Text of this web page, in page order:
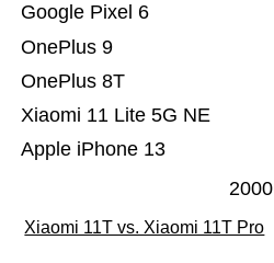
Apple iPhone 13
Xiaomi 11 Lite 5G NE
OnePlus 8T
OnePlus 9
Google Pixel 6
2000
Xiaomi 11T vs. Xiaomi 11T Pro